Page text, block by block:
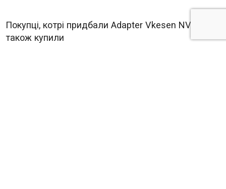
Покупці, котрі придбали Adapter Vkesen NVG,
також купили